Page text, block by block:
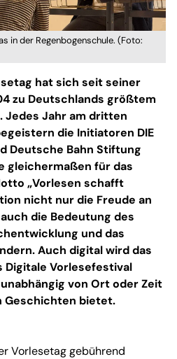
in der Regenbogenschule. (Foto:
hat sich seit seiner
zu Deutschlands größtem
Jahr am dritten
die Initiatoren DIE
Deutsche Bahn Stiftung
gleichermaßen für das
„Vorlesen schafft
nicht nur die Freude an
die Bedeutung des
und das
Auch digital wird das
Digitale Vorlesefestival
von Ort oder Zeit
Geschichten bietet.
Vorlesetag gebührend